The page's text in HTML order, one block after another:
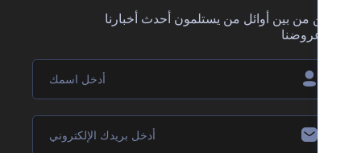
من بين أوائل من يستلمون أحدث أخبارنا